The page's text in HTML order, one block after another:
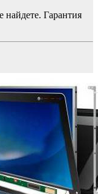
Гарантия